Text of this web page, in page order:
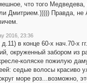
что того Медведева,
Дмитрием.))))) Правда, не
2016, 23:36
в конце 60-х нач.70-х
окруженный забором из
коляске пожилую
седые волосы красиво
море роз...возможно,